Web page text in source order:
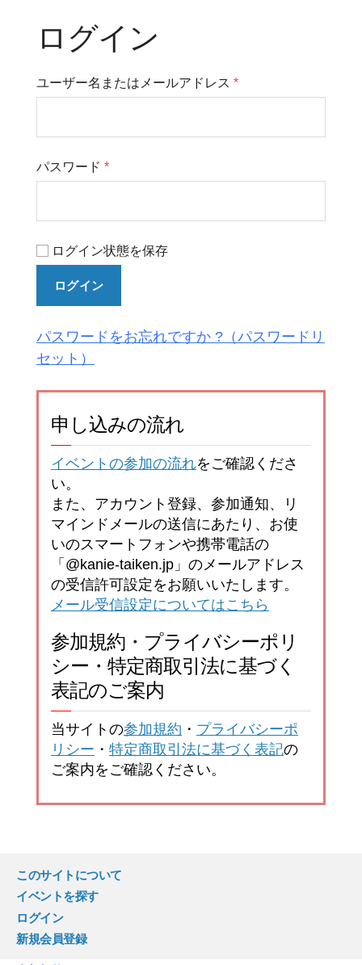
ログイン
ユーザー名またはメールアドレス *
パスワード *
ログイン状態を保存
ログイン
パスワードをお忘れですか ?
申し込みの流れ
イベントの参加の流れをご確認くださ
い。
また、アカウント登録、参加通知、リ
マインドメールの送信にあたり、お使
いのスマートフォンや携帯電話の
「@kanie-taiken.jp」のメールアドレス
の受信許可設定をお願いいたします。
メール受信設定についてはこちら
参加規約・プライバシーポリ
シー・特定商取引法に基づく
表記のご案内
当サイトの参加規約 ・ プライバシーポ
リシー ・ 特定商取引法に基づく表記の
ご案内をご確認ください。
このサイトについて
イベントを探す
ログイン
新規会員登録